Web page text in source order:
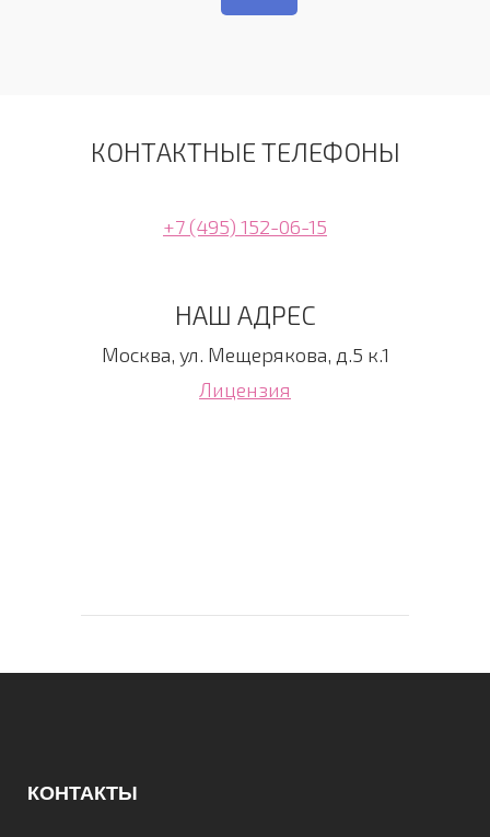
КОНТАКТНЫЕ ТЕЛЕФОНЫ
+7 (495) 152-06-15
НАШ АДРЕС
Москва, ул. Мещерякова, д.5 к.1
Лицензия
КОНТАКТЫ